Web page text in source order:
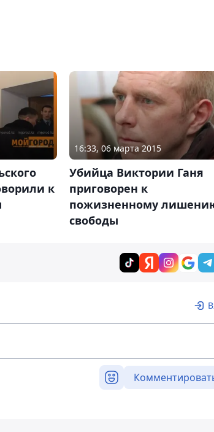
к
16:33, 06 марта 2015
Убийца Виктории Ганя
приговорен к
пожизненному
свободы